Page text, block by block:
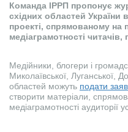
Команда ІРРП пропонує
східних областей України
проекті, спрямованому на
медіаграмотності читачів,
Медійники, блогери і
Миколаївської, Луганської,
областей можуть подати
створити матеріали,
медіаграмотності аудиторії